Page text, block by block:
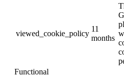
viewed_cookie_policy
11
months
Functional